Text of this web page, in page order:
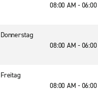
08:00 AM -
Donnerstag
08:00 AM -
Freitag
08:00 AM -